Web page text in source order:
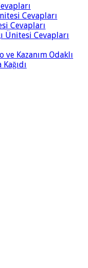
Cevapları
Cevapları
Ünitesi Cevapları
ve Kazanım Odaklı